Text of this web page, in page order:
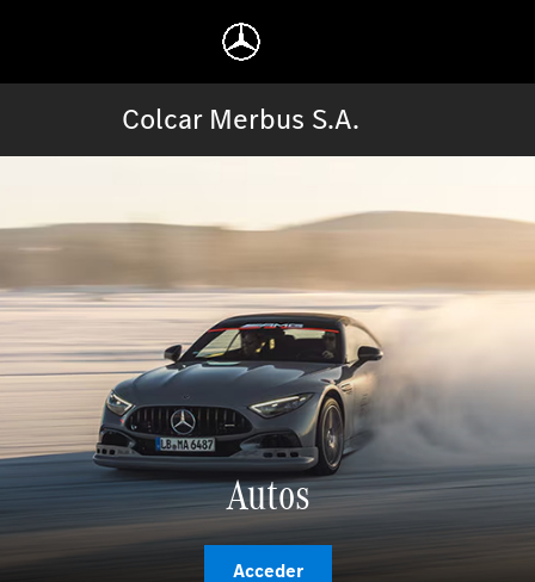
Colcar Merbus S.A.
Autos
Acceder